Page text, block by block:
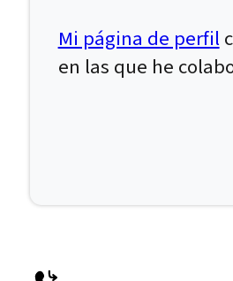
Mi página de perfil
en las que he